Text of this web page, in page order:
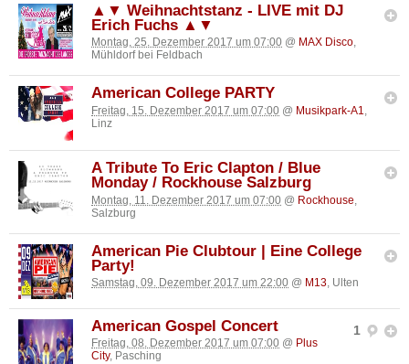
▲▼ Weihnachtstanz - LIVE mit DJ
Erich Fuchs ▲▼
Montag, 25. Dezember 2017 um 07:00 @ MAX Disco,
Mühldorf bei Feldbach
American College PARTY
Freitag, 15. Dezember 2017 um 07:00 @ Musikpark-A1
Linz
A Tribute To Eric Clapton / Blue
Monday / Rockhouse Salzburg
Montag, 11. Dezember 2017 um 07:00 @ Rockhouse
Salzburg
American Pie Clubtour | Eine College
Party!
Samstag, 09. Dezember 2017 um 22:00 @ M13, Ulten
1
American Gospel Concert
Freitag, 08. Dezember 2017 um 07:00 @ Plus
City, Pasching